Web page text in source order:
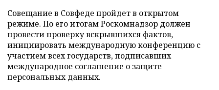
Совещание в Совфеде пройдет в открытом
режиме. По его итогам Роскомнадзор должен
провести проверку вскрывшихся фактов,
инициировать международную конференцию с
участием всех государств, подписавших
международное соглашение о защите
персональных данных.